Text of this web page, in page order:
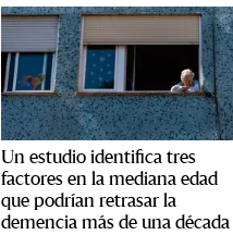
Un estudio identifica tres
factores en la mediana edad
que podrían retrasar la
demencia más de una década